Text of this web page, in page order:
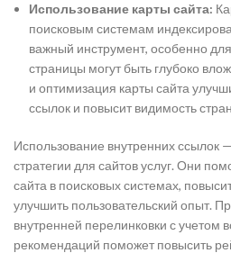
Использование карты сайта:
поисковым системам
важный инструмент, особенно
страницы могут быть глубоко
и оптимизация карты сайта
ссылок и повысит видимость
Использование внутренних ссылок
стратегии для сайтов услуг. Они
сайта в поисковых системах,
улучшить пользовательский опыт.
внутренней перелинковки с учетом
рекомендаций поможет повысить